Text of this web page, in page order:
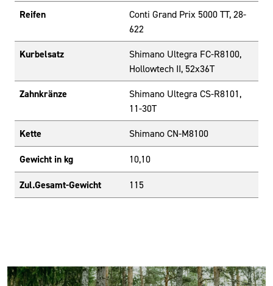
Reifen
Conti Grand Prix 5000 TT, 28-
622
Kurbelsatz
Shimano Ultegra FC-R8100,
Hollowtech II, 52x36T
Zahnkränze
Shimano Ultegra CS-R8101,
11-30T
Kette Shimano CN-M8100
Gewicht in kg 10,10
Zul.Gesamt-Gewicht 115